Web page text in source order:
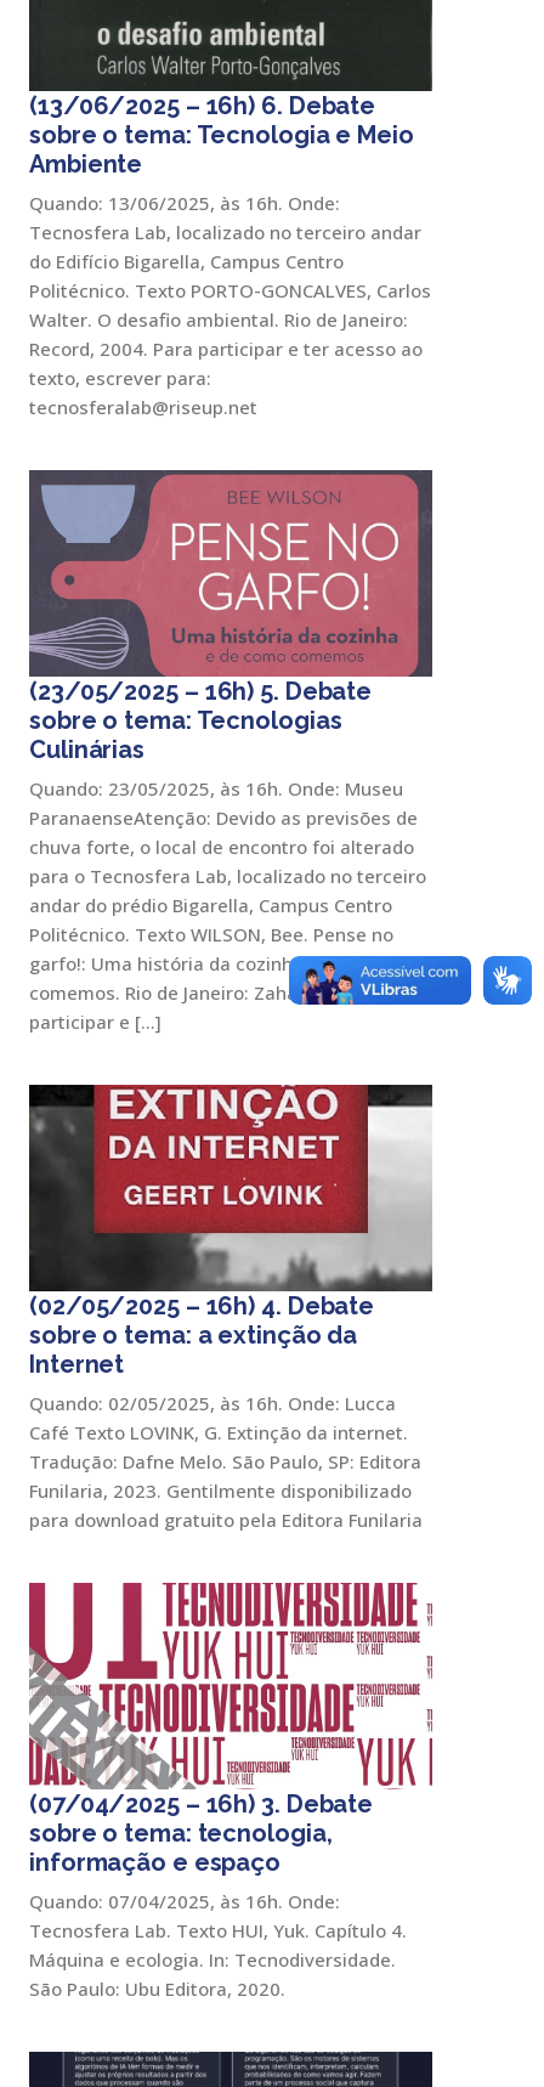
(13/06/2025 – 16h) 6. Debate
sobre o tema: Tecnologia e Meio
Ambiente
Quando: 13/06/2025, às 16h. Onde:
Tecnosfera Lab, localizado no terceiro andar
do Edifício Bigarella, Campus Centro
Politécnico. Texto PORTO-GONCALVES, Carlos
Walter. O desafio ambiental. Rio de Janeiro:
Record, 2004. Para participar e ter acesso ao
texto, escrever para:
tecnosferalab@riseup.net
(23/05/2025 – 16h) 5. Debate
sobre o tema: Tecnologias
Culinárias
Quando: 23/05/2025, às 16h. Onde: Museu
ParanaenseAtenção: Devido as previsões de
chuva forte, o local de encontro foi alterado
para o Tecnosfera Lab, localizado no terceiro
andar do prédio Bigarella, Campus Centro
Politécnico. Texto WILSON, Bee. Pense no
garfo!: Uma história da cozinha e de como
comemos. Rio de Janeiro: Zahar, 2014. Para
participar e […]
(02/05/2025 – 16h) 4. Debate
sobre o tema: a extinção da
Internet
Quando: 02/05/2025, às 16h. Onde: Lucca
Café Texto LOVINK, G. Extinção da internet.
Tradução: Dafne Melo. São Paulo, SP: Editora
Funilaria, 2023. Gentilmente disponibilizado
para download gratuito pela Editora Funilaria
(07/04/2025 – 16h) 3. Debate
sobre o tema: tecnologia,
informação e espaço
Quando: 07/04/2025, às 16h. Onde:
Tecnosfera Lab. Texto HUI, Yuk. Capítulo 4.
Máquina e ecologia. In: Tecnodiversidade.
São Paulo: Ubu Editora, 2020.